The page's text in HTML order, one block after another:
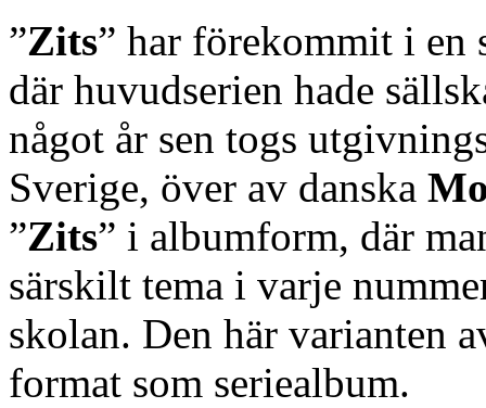
”Zits” har förekommit i en
där huvudserien hade
något år sen togs
Sverige, över av danska
”Zits” i albumform, där
särskilt tema i varje
skolan. Den här varianten
format som seriealbum.